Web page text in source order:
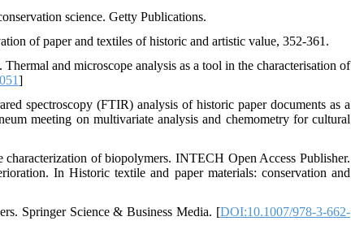
science. Getty Publications.
of paper and textiles of historic and artistic value, 352-361.
and microscope analysis as a tool in the characterisation of
]
spectroscopy (FTIR) analysis of historic paper documents as a
meeting on multivariate analysis and chemometry for cultural
of biopolymers. INTECH Open Access Publisher.
In Historic textile and paper materials: conservation and
Springer Science & Business Media. [DOI:10.1007/978-3-662-